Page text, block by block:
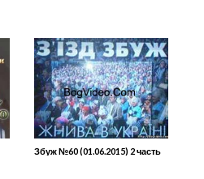
Збуж №60 (01.06.2015) 2 часть